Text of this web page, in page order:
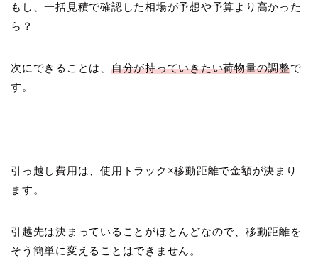
もし、一括見積で確認した相場が予想や予算より高かった
ら？
次にできることは、 自分が持っていきたい荷物量の調整で
す。
引っ越し費用は、使用トラック×移動距離で金額が決まり
ます。
引越先は決まっていることがほとんどなので、移動距離を
そう簡単に変えることはできません。